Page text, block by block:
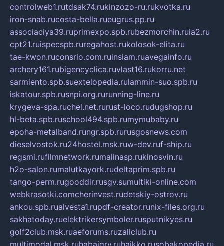
controlweb1.rutdsak74.rukinzozo-ru.rukvotka.ru
iron-snab.rucosta-bella.rueugrus.pp.ru
associaciya39.ruprimexpo.spb.rubezmorchin.ruia2.ru
cpt21.ruispecspb.ruregahost.rukolosok-elita.ru
tae-kwon.ruconsrio.com.ruinsiam.ruavegainfo.ru
archery161.rubigencyclica.ruvlast16.rukorru.net
sarmiento.spb.suextelopedia.rulammin-suo.spb.ru
iskatour.spb.rusnpi.org.rurunning-line.ru
krygeva-spa.ruchel.net.rurust-loco.rudugshop.ru
hl-beta.spb.ruschool494.spb.rumymubaby.ru
epoha-metalband.rungr.spb.rurusgosnews.com
dieselvostok.ru24hostel.msk.ruw-dev.ruf-ship.ru
regsmi.rufilmnetwork.rumalinasp.rukinosvin.ru
h2o-salon.rumalutkayork.rudeltaprim.spb.ru
tango-perm.rugooddir.rusgv.sumultiki-online.com
webkrasotki.comcherinvest.rudetskiy-ostrov.ru
ankou.spb.rualvesta1.rupdf-creator.runix-files.org.ru
sakhatoday.ruelektrikersymboler.rusputnikyes.ru
golf2club.msk.ruaeforums.ruzallclub.ru
multimodal.msk.ruhabaigry.ruhaikko.rusobakopedia.ru